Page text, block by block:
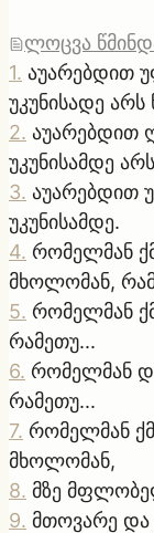
ლოცვა
1. აუარებდით
უკუნისადე არს
2. აუარებდით
უკუნისამდე
3. აუარებდით
უკუნისამდე.
4. რომელმან
მხოლომან,
5. რომელმან
რამეთუ...
6. რომელმან
რამეთუ...
7. რომელმან
მხოლომან,
8. მზე
9. მთოვარე და